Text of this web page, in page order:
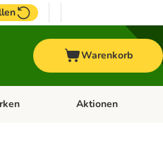
Warenkorb
Menü öffnen: Vet & Spezialfutter
Kategorie-Menü
Aktionen